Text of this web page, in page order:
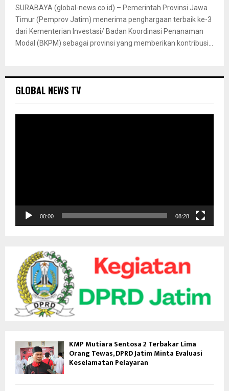
SURABAYA (global-news.co.id) – Pemerintah Provinsi Jawa
Timur (Pemprov Jatim) menerima penghargaan terbaik ke-3
dari Kementerian Investasi/ Badan Koordinasi Penanaman
Modal (BKPM) sebagai provinsi yang memberikan kontribusi...
GLOBAL NEWS TV
i
e
00:00 08:28
KMP Mutiara Sentosa 2 Terbakar Lima
Orang Tewas, DPRD Jatim Minta Evaluasi
Keselamatan Pelayaran